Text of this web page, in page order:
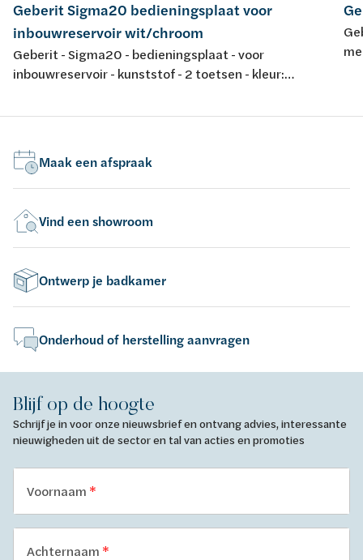
Geberit Sigma20 bedieningsplaat voor
inbouwreservoir wit/chroom
Geberit - Sigma20 - bedieningsplaat - voor
inbouwreservoir - kunststof - 2 toetsen - kleur:
Maak een afspraak
Vind een showroom
Ontwerp je badkamer
Onderhoud of herstelling aanvragen
Blijf op de hoogte
Schrijf je in voor onze nieuwsbrief en ontvang advies, interessante
nieuwigheden uit de sector en tal van acties en promoties
Voornaam
Achternaam